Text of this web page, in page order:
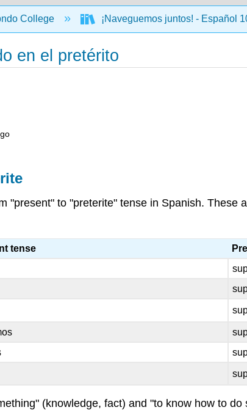
College ¡Naveguemos juntos! - Español
en el pretérito
"present" to "preterite" tense in Spanish. These
tense
(knowledge, fact) and "to know how to do